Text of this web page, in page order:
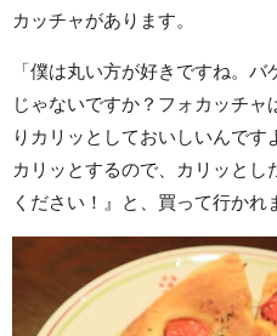
カッチャがあります。
「僕は丸い方が好きですね。
じゃないですか？フォカッチャ
りカリッとしておいしいんで
カリッとするので、カリッとし
ください！』と、買って行かれ